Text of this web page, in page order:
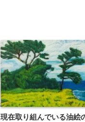
現在取り組んでいる油絵